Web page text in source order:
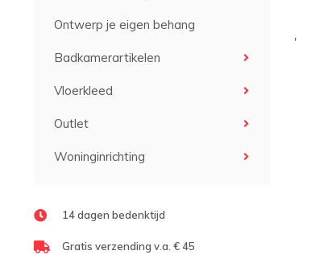
Ontwerp je eigen behang
Badkamerartikelen
Vloerkleed
Outlet
Woninginrichting
14 dagen bedenktijd
Gratis verzending v.a. € 45
'